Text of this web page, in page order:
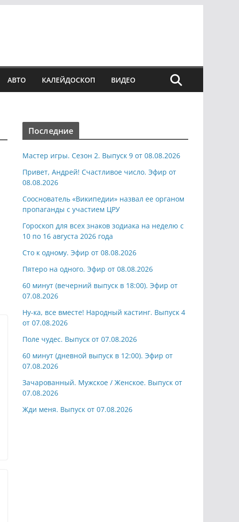
АВТО КАЛЕЙДОСКОП ВИДЕО
Последние
Мастер игры. Сезон 2. Выпуск 9 от 08.08.2026
Привет, Андрей! Счастливое число. Эфир от
08.08.2026
Сооснователь «Википедии» назвал ее органом
пропаганды с участием ЦРУ
Гороскоп для всех знаков зодиака на неделю с
10 по 16 августа 2026 года
Сто к одному. Эфир от 08.08.2026
Пятеро на одного. Эфир от 08.08.2026
60 минут (вечерний выпуск в 18:00). Эфир от
07.08.2026
Ну-ка, все вместе! Народный кастинг. Выпуск 4
от 07.08.2026
Поле чудес. Выпуск от 07.08.2026
60 минут (дневной выпуск в 12:00). Эфир от
07.08.2026
Зачарованный. Мужское / Женское. Выпуск от
07.08.2026
Жди меня. Выпуск от 07.08.2026